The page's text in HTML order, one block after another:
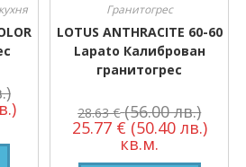
Гранитогрес
LOTUS ANTHRACITE 60-60
Lapato Калиброван
гранитогрес
28.63€ (56.00 лв.)
25.77 € (50.40 лв.)
кв.м.